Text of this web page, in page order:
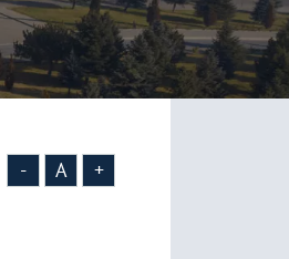
- A +